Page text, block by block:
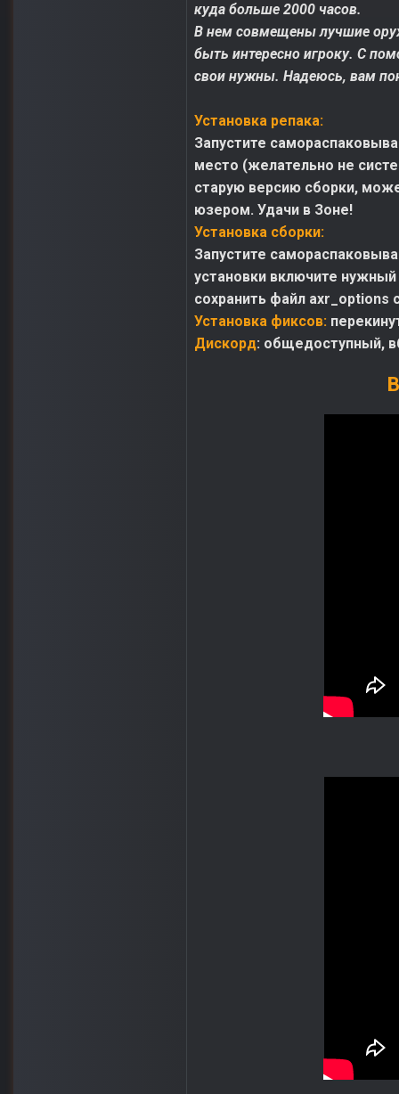
куда больше 2000 часов.
В нем совмещены лучшие
быть интересно игроку. С
свои нужны. Надеюсь, вам
Установка репака:
Запустите
место (желательно не
старую версию сборки,
юзером. Удачи в Зоне!
Установка сборки:
Запустите
установки включите
сохранить файл axr_options
Установка фиксов:
Дискорд: общедоступный,